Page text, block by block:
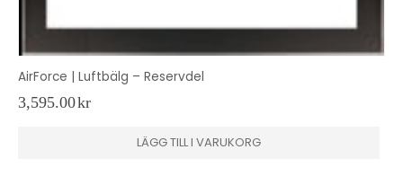
AirForce | Luftbälg – Reservdel
3,595.00kr
LÄGG TILL I VARUKORG